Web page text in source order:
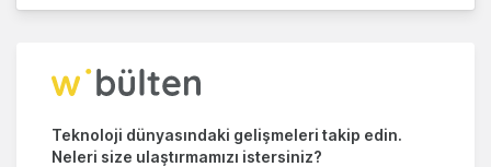
Teknoloji dünyasındaki gelişmeleri takip edin.
Neleri size ulaştırmamızı istersiniz?